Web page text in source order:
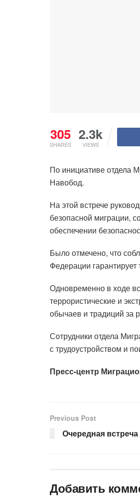
305
SHARES
2.3k
VIEWS
По инициативе отдела
Навобод.
На этой встрече
безопасной миграции,
обеспечении
Было отмечено, что
Федерации
Одновременно в ходе
террористические и
обычаев и традиций за
Сотрудники отдела
с трудоустройством и
Пресс-центр
Previous Post
Очередная
Добавить